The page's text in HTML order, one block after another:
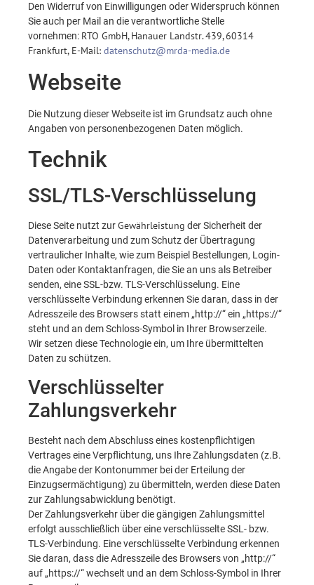
Den Widerruf von Einwilligungen oder Widerspruch können
Sie auch per Mail an die verantwortliche Stelle
vornehmen: RTO GmbH, Hanauer Landstr. 439, 60314
Frankfurt, E-Mail: datenschutz@mrda-media.de
Webseite
Die Nutzung dieser Webseite ist im Grundsatz auch ohne
Angaben von personenbezogenen Daten möglich.
Technik
SSL/TLS-Verschlüsselung
Diese Seite nutzt zurGewährleistung der Sicherheit der
Datenverarbeitung und zum Schutz der Übertragung
vertraulicher Inhalte, wie zum Beispiel Bestellungen, Login-
Daten oder Kontaktanfragen, die Sie an uns als Betreiber
senden, eine SSL-bzw. TLS-Verschlüsselung. Eine
verschlüsselte Verbindung erkennen Sie daran, dass in der
Adresszeile des Browsers statt einem „http://“ ein „https://“
steht und an dem Schloss-Symbol in Ihrer Browserzeile.
Wir setzen diese Technologie ein, um Ihre übermittelten
Daten zu schützen.
Verschlüsselter
Zahlungsverkehr
Besteht nach dem Abschluss eines kostenpflichtigen
Vertrages eine Verpflichtung, uns Ihre Zahlungsdaten (z.B.
die Angabe der Kontonummer bei der Erteilung der
Einzugsermächtigung) zu übermitteln, werden diese Daten
zur Zahlungsabwicklung benötigt.
Der Zahlungsverkehr über die gängigen Zahlungsmittel
erfolgt ausschließlich über eine verschlüsselte SSL- bzw.
TLS-Verbindung. Eine verschlüsselte Verbindung erkennen
Sie daran, dass die Adresszeile des Browsers von „http://“
auf „https://“ wechselt und an dem Schloss-Symbol in Ihrer